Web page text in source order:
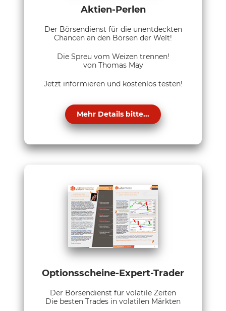
Aktien-Perlen
Der Börsendienst für die unentdeckten
Chancen an den Börsen der Welt!
Die Spreu vom Weizen trennen!
von Thomas May
Jetzt informieren und kostenlos testen!
Mehr Details bitte...
Optionsscheine-Expert-Trader
Der Börsendienst für volatile Zeiten
Die besten Trades in volatilen Märkten